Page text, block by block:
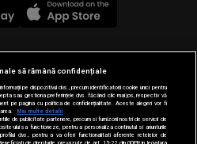
INTERNATIONAL SA, Toate
rezervate.
să rămână confidențiale
pe dispozitivul dvs., precum identificatorii cookie unici pentru
sau gestiona preferințele dvs. făcând clic mai jos, respectiv vă
pe pagina cu politica de confidențialitate. Aceste alegeri vor fi
Mai multe detalii
de publicitate partenere, precum si furnizorii nostri de servicii de
ului sa functioneze, pentru a personaliza continutul si anunturile
dvs., pentru a va oferi functionalitati aferente retelelor de
de drepturile prevazute de art. 15-22 din GDPR in legatura